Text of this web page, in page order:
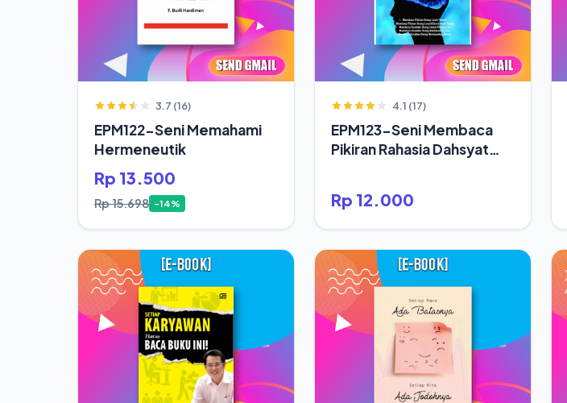
3.7 (16)
EPM122-Seni Memahami
Hermeneutik
Rp 13.500
Rp 15.698 -14%
4.1 (17)
EPM123-Seni Membaca
Pikiran Rahasia Dahsyat
Rp 12.000